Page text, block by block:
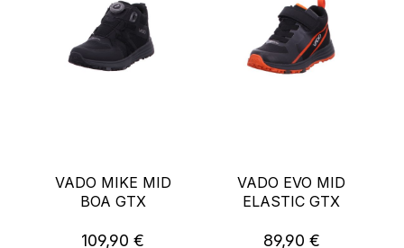
VADO MIKE MID
BOA GTX
Regulärer Preis:
109,90 €
VADO EVO MID
ELASTIC GTX
Regulärer Preis:
89,90 €